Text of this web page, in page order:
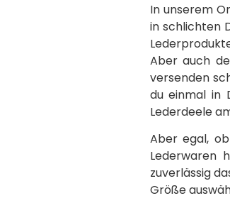
In unserem
in schlichten
Aber auch
versenden
du einmal in
Lederdeele
Aber egal,
Lederwaren
zuverlässig
Größe